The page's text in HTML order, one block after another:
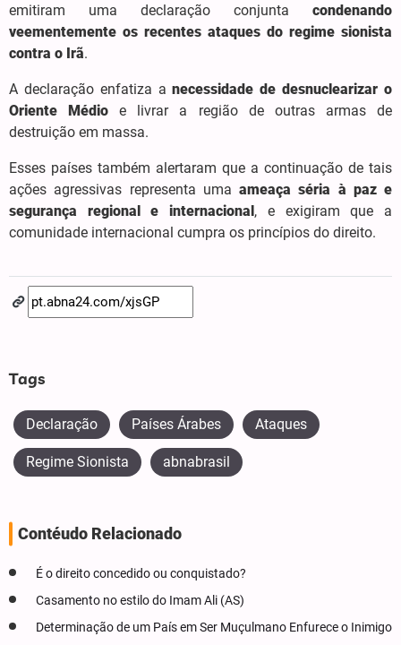
emitiram uma declaração conjunta condenando
veementemente os recentes ataques do regime sionista
contra o Irã.
A declaração enfatiza anecessidade de desnuclearizar o
Oriente Médio e livrar a região de outras armas de
destruição em massa.
Esses países também alertaram que a continuação de tais
ações agressivas representa uma ameaça séria à paz e
segurança regional e internacional, e exigiram que a
comunidade internacional cumpra os princípios do direito.
Tags
Declaração Países Árabes Ataques
Regime Sionista abnabrasil
Contéudo Relacionado
É o direito concedido ou conquistado?
Casamento no estilo do Imam Ali (AS)
Determinação de um País em Ser Muçulmano Enfurece o Inimigo